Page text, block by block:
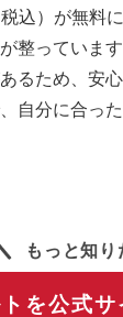
込）が無料
整っていま
るため、安
自分に合っ
もっと知り
を公式サ